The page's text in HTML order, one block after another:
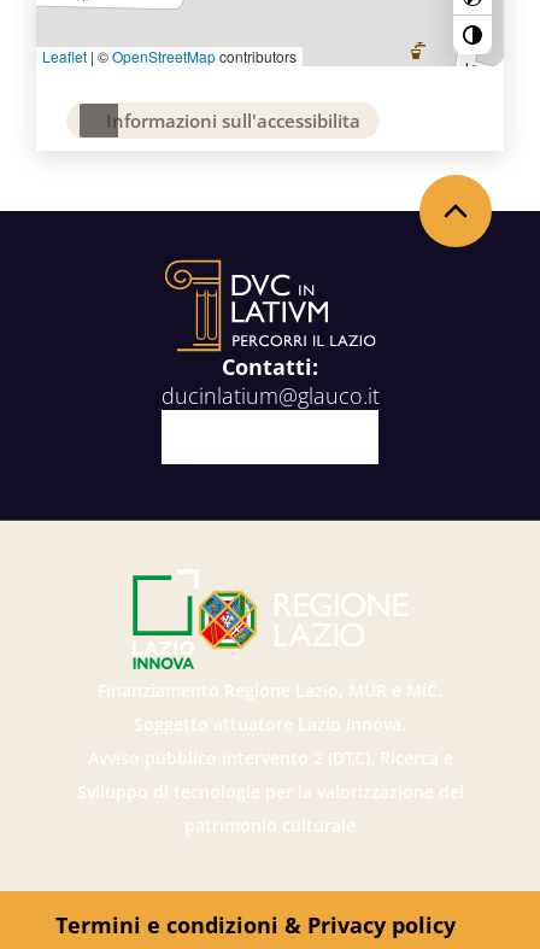
Leaflet | ©OpenStreetMapcontributors
Informazioni sull'accessibilita
Contatti:
ducinlatium@glauco.it
Finanziamento Regione Lazio, MUR e MiC.
Soggetto attuatore Lazio Innova.
Avviso pubblico intervento 2 (DTC). Ricerca e
Sviluppo di tecnologie per la valorizzazione del
patrimonio culturale
Termini e condizioni & Privacy policy
Torna in alto